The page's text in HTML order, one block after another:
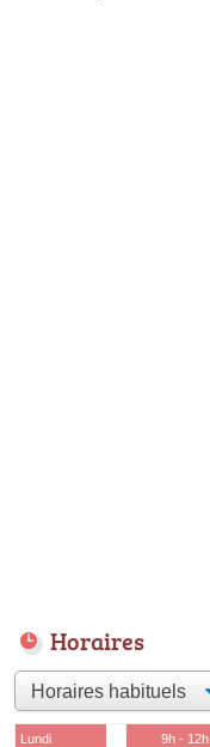
Horaires
Lundi 9h - 12h